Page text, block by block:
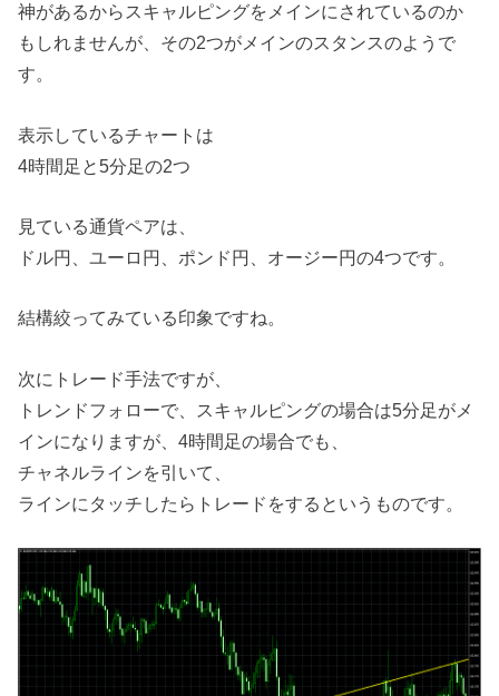
神があるからスキャルピングをメインにされているのか
もしれませんが、その2つがメインのスタンスのようで
す。
表示しているチャートは
4時間足と5分足の2つ
見ている通貨ペアは、
ドル円、ユーロ円、ポンド円、オージー円の4つです。
結構絞ってみている印象ですね。
次にトレード手法ですが、
トレンドフォローで、スキャルピングの場合は5分足がメ
インになりますが、4時間足の場合でも、
チャネルラインを引いて、
ラインにタッチしたらトレードをするというものです。